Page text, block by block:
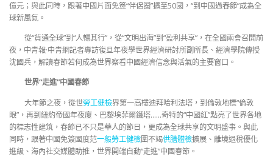
億元；與此同時，跟著中國片面免簽“伴侶圈”擴至50國，“到中國過春節”成為全
球新風氣。
從“貨通全球”到“人暢其行”，從“文明出海”到“盈利共享”，在全國兩會召開前
夜，中青報·中青網記者專訪復旦年夜學世界經濟研討所副所長、經濟學院傳授
沈國兵，解讀春節若何成為世界察看中國經濟信念與活氣的主要窗口。
世界“走進”中國春節
大年節之夜，從世勞工健檢界第一高樓迪拜哈利法塔，到倫敦地標“倫敦
眼”，再到紐約帝國年夜廈、巴黎埃菲爾鐵塔……奇特的“中國紅”點亮了世界各地
的標志性建筑，春節已不只是華人的節日，更成為全球共享的文明盛事。與此
同時，跟著中國免簽國度范一般勞工健檢圍不竭供膳體檢擴展、離境退稅優化
進級、海內社交媒體助推，世界開端自動“走進”中國春節。